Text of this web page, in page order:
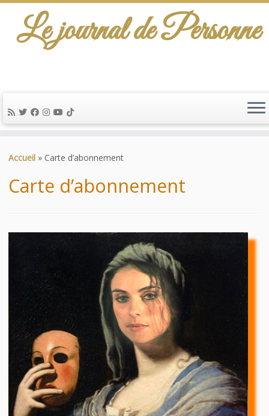
au
Le journal de Personne
Accueil » Carte d’abonnement
Carte d’abonnement